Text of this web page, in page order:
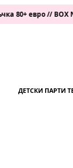
// BOX NOW
ДЕТСКИ ПАРТИ